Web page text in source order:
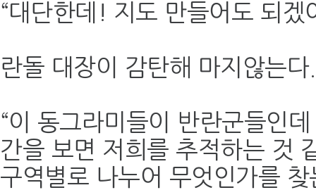
“대단한데! 지도 만들어도 되겠
란돌 대장이 감탄해 마지않는다.
“이 동그라미들이 반란군들인
간을 보면 저희를 추적하는 것
구역별로 나누어 무엇인가를 찾